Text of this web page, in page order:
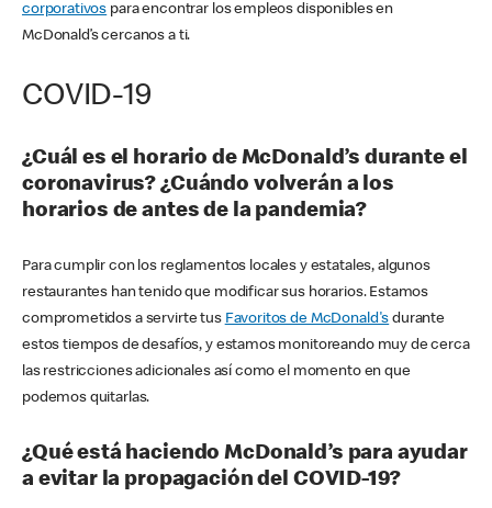
corporativos para encontrar los empleos disponibles en
McDonald’s cercanos a ti.
COVID-19
¿Cuál es el horario de McDonald’s durante el
coronavirus? ¿Cuándo volverán a los
horarios de antes de la pandemia?
Para cumplir con los reglamentos locales y estatales, algunos
restaurantes han tenido que modificar sus horarios. Estamos
comprometidos a servirte tus Favoritos de McDonald's durante
estos tiempos de desafíos, y estamos monitoreando muy de cerca
las restricciones adicionales así como el momento en que
podemos quitarlas.
¿Qué está haciendo McDonald’s para ayudar
a evitar la propagación del COVID-19?